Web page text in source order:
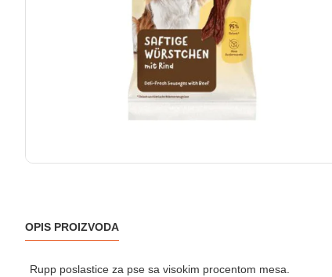
OPIS PROIZVODA
Rupp poslastice za pse sa visokim procentom mesa.